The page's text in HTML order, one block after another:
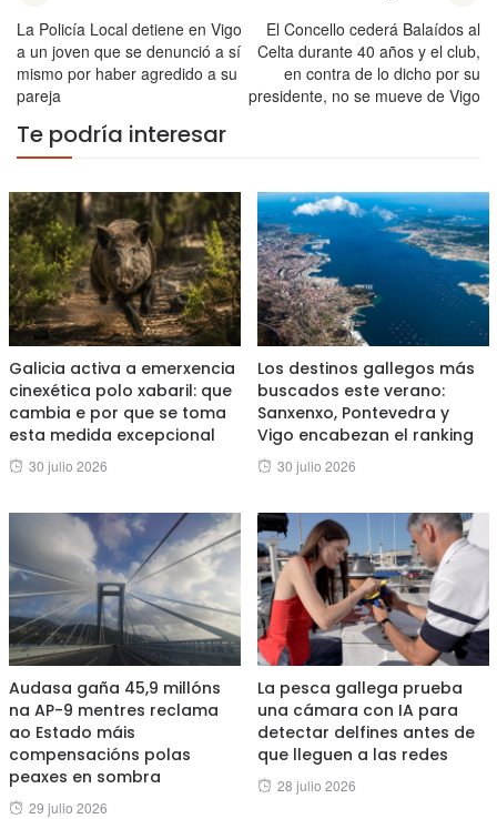
La Policía Local detiene en Vigo
a un joven que se denunció a sí
mismo por haber agredido a su
pareja
El Concello cederá Balaídos al
Celta durante 40 años y el club,
en contra de lo dicho por su
presidente, no se mueve de Vigo
Te podría interesar
Galicia activa a emerxencia
cinexética polo xabaril: que
cambia e por que se toma
esta medida excepcional
Posted
30 julio 2026
Los destinos gallegos más
buscados este verano:
Sanxenxo, Pontevedra y
Vigo encabezan el ranking
Posted
30 julio 2026
Audasa gaña 45,9 millóns
na AP-9 mentres reclama
ao Estado máis
compensacións polas
peaxes en sombra
Posted
29 julio 2026
La pesca gallega prueba
una cámara con IA para
detectar delfines antes de
que lleguen a las redes
Posted
28 julio 2026